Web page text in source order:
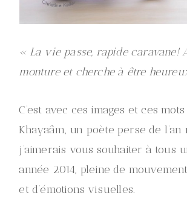
« La vie passe, rapide caravane!
monture et cherche à être
C’est avec ces images et ces mots
Khayaâm, un poète perse de
j’aimerais vous souhaiter à tous
année 2014, pleine de
et d’émotions visuelles.